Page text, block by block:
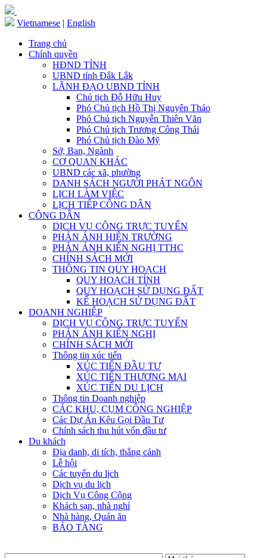
Vietnamese | English
Trang chủ
Chính quyền
HĐND TỈNH
UBND tỉnh Đắk Lắk
LÃNH ĐẠO UBND TỈNH
Chủ tịch Đỗ Hữu Huy
Phó Chủ tịch Hồ Thị Nguyên Thảo
Phó Chủ tịch Nguyễn Thiên Văn
Phó Chủ tịch Trương Công Thái
Phó Chủ tịch Đào Mỹ
Sở, Ban, Ngành
CƠ QUAN KHÁC
UBND các xã, phường
DANH SÁCH NGƯỜI PHÁT NGÔN
LỊCH LÀM VIỆC
LỊCH TIẾP CÔNG DÂN
CÔNG DÂN
DỊCH VỤ CÔNG TRỰC TUYẾN
PHẢN ÁNH HIỆN TRƯỜNG
PHẢN ÁNH KIẾN NGHỊ TTHC
CHÍNH SÁCH MỚI
THÔNG TIN QUY HOẠCH
QUY HOẠCH TỈNH
QUY HOẠCH SỬ DỤNG ĐẤT
KẾ HOẠCH SỬ DỤNG ĐẤT
DOANH NGHIỆP
DỊCH VỤ CÔNG TRỰC TUYẾN
PHẢN ÁNH KIẾN NGHỊ
CHÍNH SÁCH MỚI
Thông tin xúc tiến
XÚC TIẾN ĐẦU TƯ
XÚC TIẾN THƯƠNG MẠI
XÚC TIẾN DU LỊCH
Thông tin Doanh nghiệp
CÁC KHU, CỤM CÔNG NGHIỆP
Các Dự Án Kêu Gọi Đầu Tư
Chính sách thu hút vốn đầu tư
Du khách
Địa danh, di tích, thắng cảnh
Lễ hội
Các tuyến du lịch
Dịch vụ du lịch
Dịch Vụ Công Cộng
Khách sạn, nhà nghỉ
Nhà hàng, Quán ăn
BẢO TÀNG